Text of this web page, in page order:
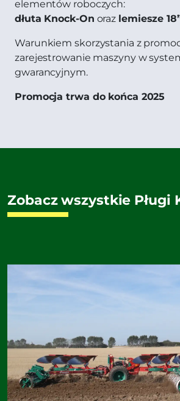
elementów roboczych:
dłuta Knock-On oraz lemiesze
Warunkiem skorzystania z
zarejestrowanie maszyny w
gwarancyjnym.
Promocja trwa do końca 2025
Zobacz wszystkie Pługi